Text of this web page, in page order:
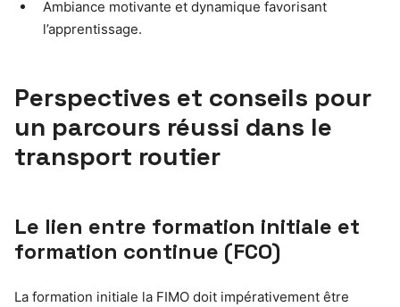
Ambiance motivante et dynamique favorisant
l’apprentissage.
Perspectives et conseils pour
un parcours réussi dans le
transport routier
Le lien entre formation initiale et
formation continue (FCO)
La formation initiale la FIMO doit impérativement être